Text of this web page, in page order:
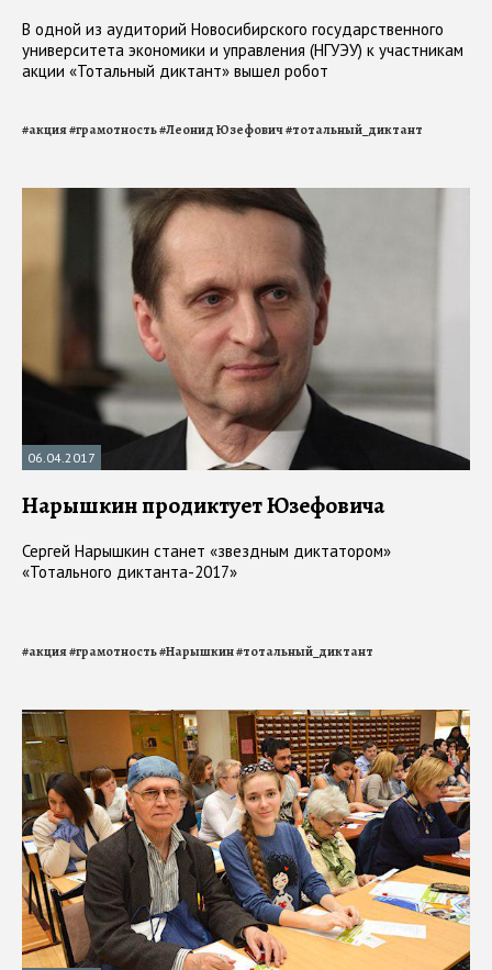
В одной из аудиторий Новосибирского государственного
университета экономики и управления (НГУЭУ) к участникам
акции «Тотальный диктант» вышел робот
#акция#грамотность#Леонид Юзефович#тотальный_диктант
06.04.2017
Нарышкин продиктует Юзефовича
Сергей Нарышкин станет «звездным диктатором»
«Тотального диктанта-2017»
#акция#грамотность#Нарышкин#тотальный_диктант